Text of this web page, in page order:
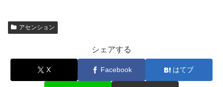
アセンション
シェアする
X Facebook はてブ